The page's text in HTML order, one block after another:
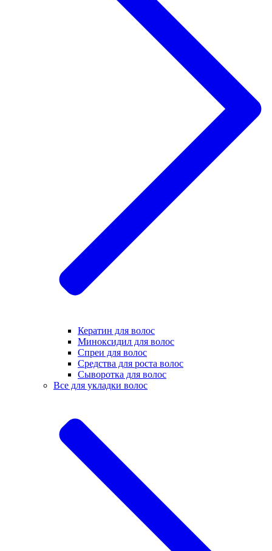
Кератин для волос
Миноксидил для волос
Спреи для волос
Средства для роста волос
Сыворотка для волос
Все для укладки волос